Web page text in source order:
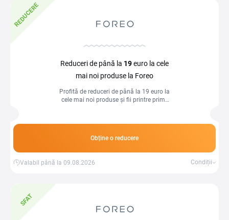
REDUCERE
Reduceri de până la 19euro la cele
mai noi produse la Foreo
Profită de reduceri de până la 19 euro la
cele mai noi produse și fii printre primii
Obține o reducere
Valabil până la 09.08.2026 Condiții
SFAT